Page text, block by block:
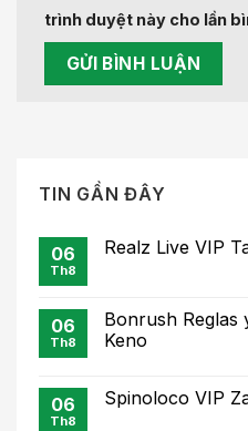
trình duyệt này cho lần
TIN GẦN ĐÂY
06
Th8
Realz Live VIP
06
Th8
Bonrush Reglas
Keno
06
Th8
Spinoloco VIP